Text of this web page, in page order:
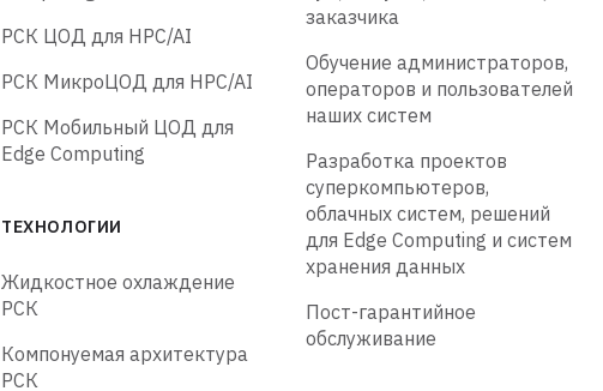
РСК ЦОД для HPC/AI
РСК МикроЦОД для HPC/AI
РСК Мобильный ЦОД для
Edge Computing
ТЕХНОЛОГИИ
Жидкостное охлаждение
РСК
Компонуемая архитектура
РСК
заказчика
Обучение администраторов,
операторов и пользователей
наших систем
Разработка проектов
суперкомпьютеров,
облачных систем, решений
для Edge Computing и систем
хранения данных
Пост-гарантийное
обслуживание